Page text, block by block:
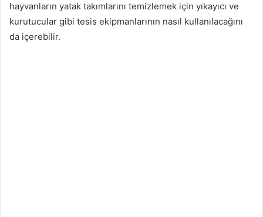
hayvanların yatak takımlarını temizlemek için yıkayıcı ve
kurutucular gibi tesis ekipmanlarının nasıl kullanılacağını
da içerebilir.